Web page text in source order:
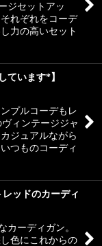
ジセットアッ
れぞれをコーデ
力の高いセット
ています*】
プルコーデもレ
ィンテージジャ
ジュアルながら
つものコーディ
レッドのカーディ
カーディガン。
色にこれからの